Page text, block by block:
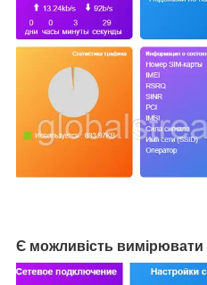
Є можливість вимірювати